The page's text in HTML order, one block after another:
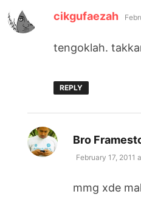
cikgufaezah
tengoklah.
REPLY
Bro
February 17, 2011
mmg xde